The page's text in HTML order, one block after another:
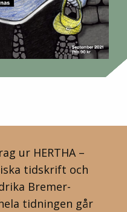
ur HERTHA –
tidskrift och
Bremer-
tidningen går